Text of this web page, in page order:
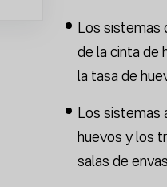
Los sistemas
de la cinta de
la tasa de
Los sistemas
huevos y los
salas de